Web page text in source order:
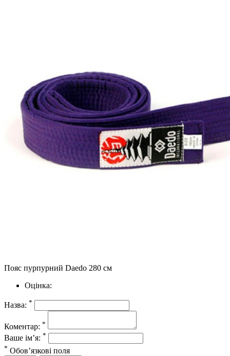
Пояс пурпурний Daedo 280 см
Оцінка:
Назва: *
Коментар: *
Ваше ім’я: *
* Обов’язкові поля